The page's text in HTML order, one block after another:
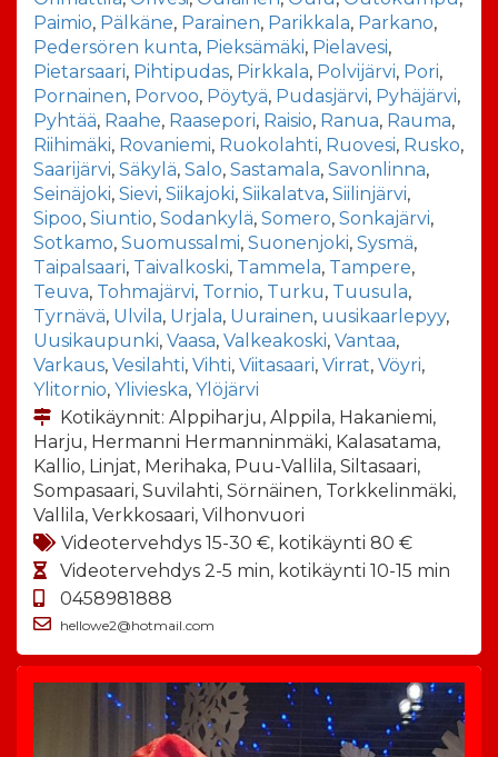
Paimio, Pälkäne, Parainen, Parikkala, Parkano,
Pedersören kunta, Pieksämäki, Pielavesi,
Pietarsaari, Pihtipudas, Pirkkala, Polvijärvi, Pori,
Pornainen, Porvoo, Pöytyä, Pudasjärvi, Pyhäjärvi,
Pyhtää, Raahe, Raasepori, Raisio, Ranua, Rauma,
Riihimäki, Rovaniemi, Ruokolahti, Ruovesi, Rusko,
Saarijärvi, Säkylä, Salo, Sastamala, Savonlinna,
Seinäjoki, Sievi, Siikajoki, Siikalatva, Siilinjärvi,
Sipoo, Siuntio, Sodankylä, Somero, Sonkajärvi,
Sotkamo, Suomussalmi, Suonenjoki, Sysmä,
Taipalsaari, Taivalkoski, Tammela, Tampere,
Teuva, Tohmajärvi, Tornio, Turku, Tuusula,
Tyrnävä, Ulvila, Urjala, Uurainen, uusikaarlepyy,
Uusikaupunki, Vaasa, Valkeakoski, Vantaa,
Varkaus, Vesilahti, Vihti, Viitasaari, Virrat, Vöyri,
Ylitornio, Ylivieska, Ylöjärvi
Kotikäynnit: Alppiharju, Alppila, Hakaniemi,
Harju, Hermanni Hermanninmäki, Kalasatama,
Kallio, Linjat, Merihaka, Puu-Vallila, Siltasaari,
Sompasaari, Suvilahti, Sörnäinen, Torkkelinmäki,
Vallila, Verkkosaari, Vilhonvuori
Videotervehdys 15-30 €, kotikäynti 80 €
Videotervehdys 2-5 min, kotikäynti 10-15 min
0458981888
hellowe2@hotmail.com